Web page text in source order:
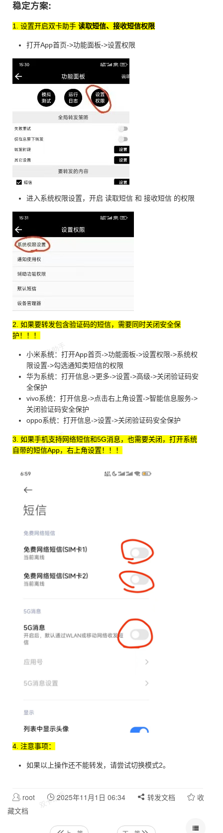
稳定方案:
1. 设置开启双卡助手 读取短信、接收短信权限
打开App首页->功能面板->设置权限
进入系统权限设置，开启 读取短信 和 接收短信 的权限
2. 如果要转发包含验证码的短信，需要同时关闭安全保
护！！！
小米系统：打开App首页->功能面板->设置权限->系统权
限设置->勾选通知类短信的权限
华为系统：打开信息->更多->设置->高级->关闭验证码安
全保护
vivo系统：打开信息->点击右上角设置->智能信息服务->
关闭验证码安全保护
oppo系统：打开信息->设置->关闭验证码安全保护
3. 如果手机支持网络短信和5G消息，也需要关闭，打开系统
自带的短信App，右上角设置！！！
4. 注意事项：
如果以上操作还不能转发，请尝试切换模式2。
root 2025年11月1日 06:34 转发文档
收
藏文档